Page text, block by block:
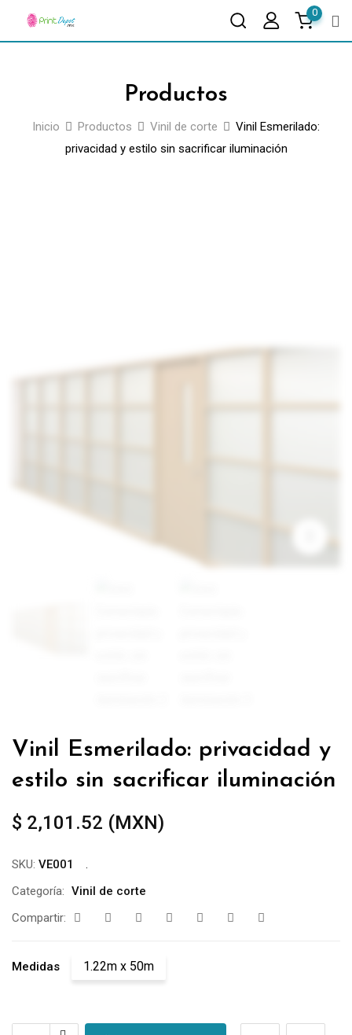
0
Productos
Inicio Productos Vinil de corte
Vinil Esmerilado:
privacidad y estilo sin sacrificar iluminación
Vinil Esmerilado: privacidad y
estilo sin sacrificar iluminación
$ 2,101.52 (MXN)
SKU: VE001
Categoría: Vinil de corte
Compartir:
Medidas 1.22m x 50m